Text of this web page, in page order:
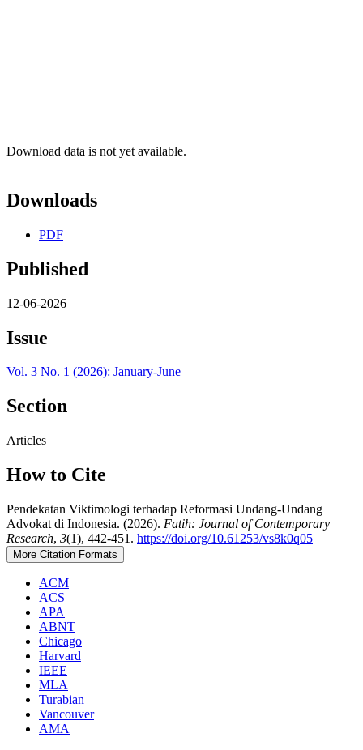
Download data is not yet available.
Downloads
PDF
Published
12-06-2026
Issue
Vol. 3 No. 1 (2026): January-June
Section
Articles
How to Cite
Pendekatan Viktimologi terhadap Reformasi Undang-Undang
Advokat di Indonesia. (2026). Fatih: Journal of Contemporary
Research, 3(1), 442-451. https://doi.org/10.61253/vs8k0q05
More Citation Formats
ACM
ACS
APA
ABNT
Chicago
Harvard
IEEE
MLA
Turabian
Vancouver
AMA